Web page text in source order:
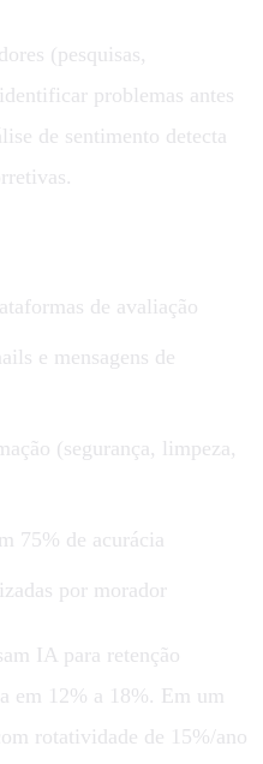
(pesquisas,
problemas antes
de sentimento detecta
de avaliação
e mensagens de
(segurança, limpeza,
75% de acurácia
por morador
IA para retenção
em 12% a 18%. Em um
rotatividade de 15%/ano